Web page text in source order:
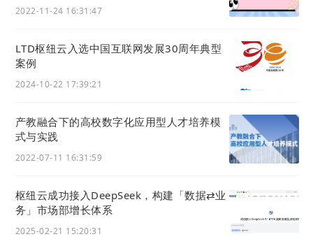
2022-11-24 16:31:47
LTD枢纽云入选中国互联网发展30周年典型
案例
2024-10-22 17:39:21
产教融合下的高校数字化应用型人才培养模
式与实践
2022-07-11 16:31:59
枢纽云成功接入DeepSeek，构建「数据⇄业
务」市场部增长体系
2025-02-21 15:20:31